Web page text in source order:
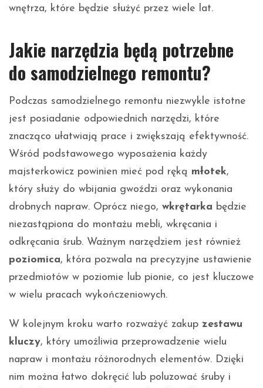
wnętrza, które będzie służyć przez wiele lat.
Jakie narzędzia będą potrzebne
do samodzielnego remontu?
Podczas samodzielnego remontu niezwykle istotne
jest posiadanie odpowiednich narzędzi, które
znacząco ułatwiają prace i zwiększają efektywność.
Wśród podstawowego wyposażenia każdy
majsterkowicz powinien mieć pod ręką młotek,
który służy do wbijania gwoździ oraz wykonania
drobnych napraw. Oprócz niego, wkrętarka będzie
niezastąpiona do montażu mebli, wkręcania i
odkręcania śrub. Ważnym narzędziem jest również
poziomica, która pozwala na precyzyjne ustawienie
przedmiotów w poziomie lub pionie, co jest kluczowe
w wielu pracach wykończeniowych.
W kolejnym kroku warto rozważyć zakup zestawu
kluczy, który umożliwia przeprowadzenie wielu
napraw i montażu różnorodnych elementów. Dzięki
nim można łatwo dokręcić lub poluzować śruby i